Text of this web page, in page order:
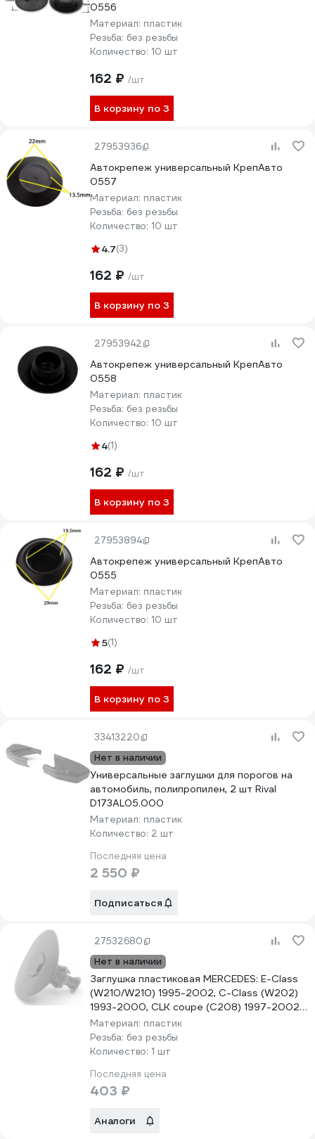
0556
Материал: пластик
Резьба: без резьбы
Количество: 10 шт
162 ₽ /шт
В корзину по 3
27953936
Автокрепеж универсальный КрепАвто
0557
Материал: пластик
Резьба: без резьбы
Количество: 10 шт
4.7(3)
162 ₽ /шт
В корзину по 3
27953942
Автокрепеж универсальный КрепАвто
0558
Материал: пластик
Резьба: без резьбы
Количество: 10 шт
4(1)
162 ₽ /шт
В корзину по 3
27953894
Автокрепеж универсальный КрепАвто
0555
Материал: пластик
Резьба: без резьбы
Количество: 10 шт
5(1)
162 ₽ /шт
В корзину по 3
33413220
Нет в наличии
Универсальные заглушки для порогов на
автомобиль, полипропилен, 2 шт Rival
D173AL05.000
Материал: пластик
Количество: 2 шт
Последняя цена
2 550 ₽
Подписаться
27532680
Нет в наличии
Заглушка пластиковая MERCEDES: E-Class
(W210/W210) 1995-2002, C-Class (W202)
1993-2000, CLK coupe (C208) 1997-2002
PATRON P36-015
Материал: пластик
Резьба: без резьбы
Количество: 1 шт
Последняя цена
403 ₽
Аналоги